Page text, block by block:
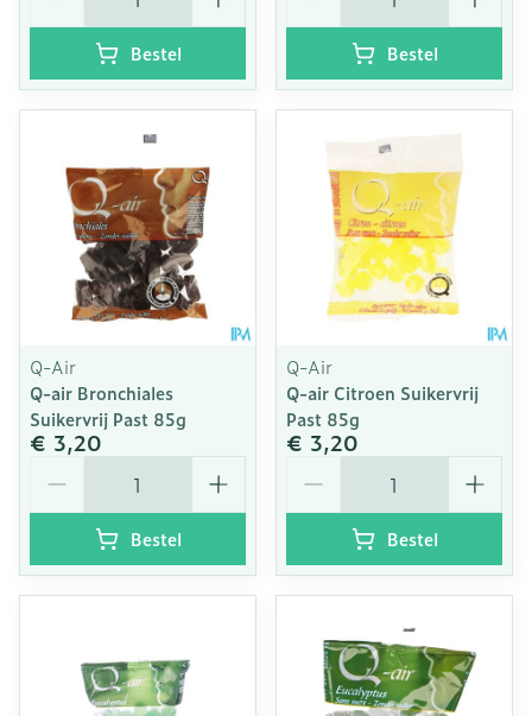
Bestel Bestel
Q-Air
Q-air Bronchiales
Suikervrij Past 85g
€ 3,20
Bestel
Q-Air
Q-air Citroen Suikervrij
Past 85g
€ 3,20
Bestel